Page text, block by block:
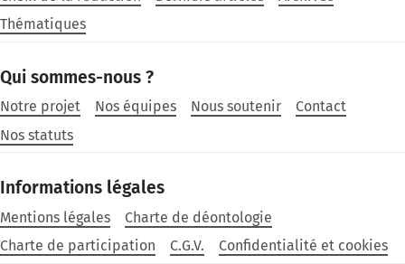
Thématiques
Qui sommes-nous ?
Notre projet Nos équipes Nous soutenir
Contact
Nos statuts
Informations légales
Mentions légales
Charte de déontologie
Charte de participation
C.G.V. Confidentialité et cookies